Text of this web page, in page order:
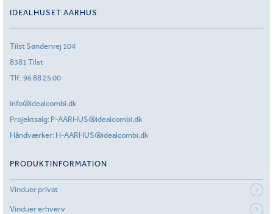
IDEALHUSET AARHUS
Tilst Søndervej 104
8381 Tilst
Tlf.:96 88 25 00
info@idealcombi.dk
Projektsalg: P-AARHUS@idealcombi.dk
Håndværker: H-AARHUS@idealcombi.dk
PRODUKTINFORMATION
Vinduer privat
Vinduer erhverv